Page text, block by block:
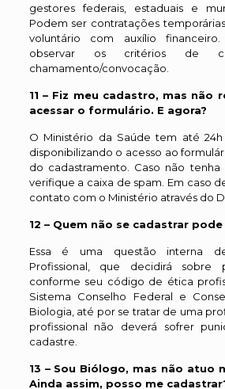
gestores federais, estaduais e
Podem ser contratações
voluntário com auxílio
observar os critérios de
chamamento/convocação.
11 – Fiz meu cadastro, mas não
acessar o formulário. E agora?
O Ministério da Saúde tem até
disponibilizando o acesso ao
do cadastramento. Caso não
verifique a caixa de spam. Em caso
contato com o Ministério através do
12 – Quem não se cadastrar
Essa é uma questão interna
Profissional, que decidirá sobre
conforme seu código de ética
Sistema Conselho Federal e
Biologia, até por se tratar de uma
profissional não deverá sofrer
cadastre.
13 – Sou Biólogo, mas não atuo
Ainda assim, posso me